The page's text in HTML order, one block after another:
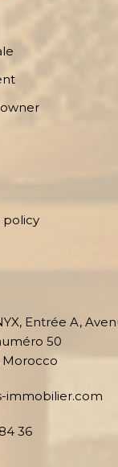
Entrée A,
50
Morocco
immobilier.com
36